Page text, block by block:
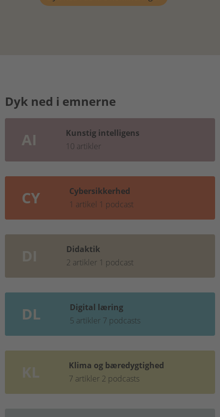
Dyk ned i emnerne
AI
Kunstig intelligens
10 artikler
CY
Cybersikkerhed
1 artikel 1 podcast
Didaktik
2 artikler 1 podcast
DL
Digital læring
5 artikler 7 podcasts
KL
Klima og bæredygtighed
7 artikler 2 podcasts